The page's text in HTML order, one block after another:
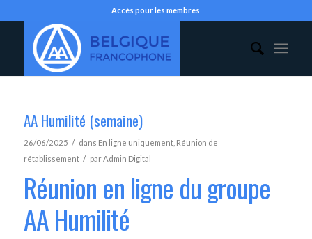
Accès pour les membres
AA Humilité (semaine)
26/06/2025 / dans En ligne uniquement, Réunion de
rétablissement / parAdmin Digital
Réunion en ligne du groupe
AA Humilité